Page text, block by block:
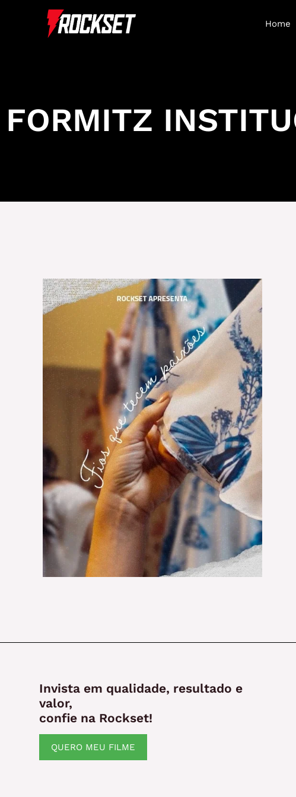
Home
FORMITZ
Invista em qualidade, resultado e
valor,
confie na Rockset!
QUERO MEU FILME